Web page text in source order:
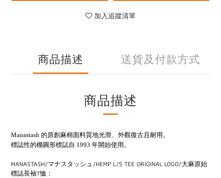
加入追蹤清單
商品描述 送貨及付款方式
商品描述
Manastash 的原創麻棉面料質地光滑、外觀復古且耐用。
標誌性的橢圓形標誌自 1993 年開始使用。
MANASTASH/マナスタッシュ/HEMP L/S TEE ORIGINAL LOGO/大麻原始
標誌長袖T恤：